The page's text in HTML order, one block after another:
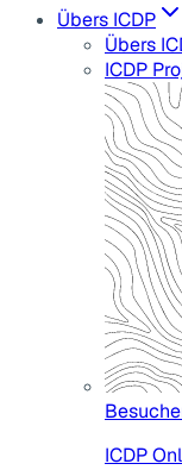
Übers ICDP
Übers
ICDP
ICDP